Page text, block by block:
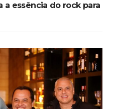
a essência do rock para